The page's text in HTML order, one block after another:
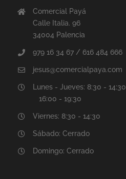
Comercial Payá
Calle Italia. 96
34004 Palencia
979 16 34 67 / 616 484 666
jesus@comercialpaya.com
Lunes - Jueves: 8:30 - 14:30
16:00 - 19:30
Viernes: 8:30 - 14:30
Sábado: Cerrado
Domingo: Cerrado